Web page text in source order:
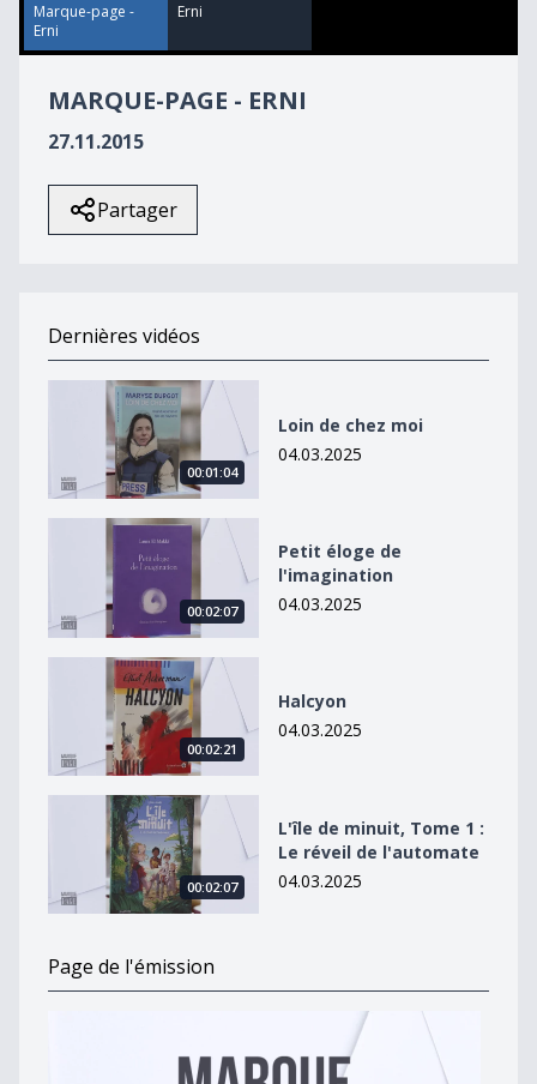
40
seconds
Marque-page -
Erni
Erni
MARQUE-PAGE - ERNI
27.11.2015
Partager
Dernières vidéos
Loin de chez moi
00:01:04
Loin de chez moi
04.03.2025
Petit éloge de l&#039;imagination
00:02:07
Petit éloge de
l'imagination
04.03.2025
Halcyon
00:02:21
Halcyon
04.03.2025
L&#039;île de minuit, Tome 1 : Le réveil de
00:02:07
L'île de minuit, Tome 1 :
Le réveil de l'automate
04.03.2025
Page de l'émission